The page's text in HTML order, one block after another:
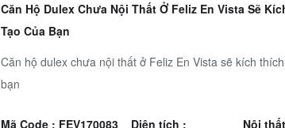
Căn Hộ Dulex Chưa Nội Thất Ở Feliz En Vista Sẽ
Tạo Của Bạn
Căn hộ dulex chưa nội thất ở Feliz En Vista sẽ kích
bạn
Mã Code : FEV170083 Diện tích :
Nội